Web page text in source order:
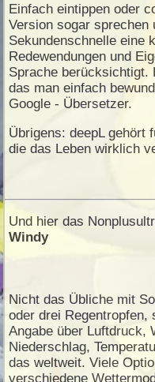
Einfach eintippen oder
Version sogar sprechen
Sekundenschnelle eine
Redewendungen und
Sprache berücksichtigt.
das man einfach
Google - Übersetzer.
Übrigens: deepL gehört
die das Leben wirklich
Und hier das
Windy
Nicht das Übliche mit
oder drei Regentropfen,
Angabe über Luftdruck,
Niederschlag,
das weltweit. Viele
verschiedene